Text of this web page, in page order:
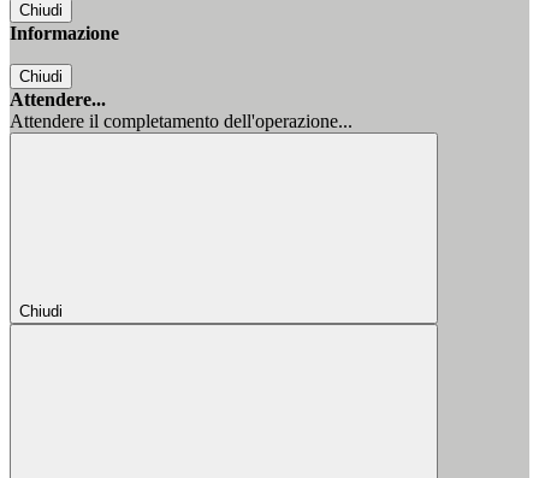
Chiudi
Informazione
Chiudi
Attendere...
Attendere il completamento dell'operazione...
Chiudi